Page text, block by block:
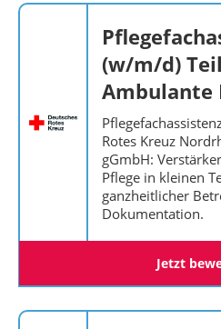
(w/m/d)
Ambulante
Rotes Kreuz
gGmbH:
Pflege in kleinen
ganzheitlicher
Dokumentation.
Jetzt